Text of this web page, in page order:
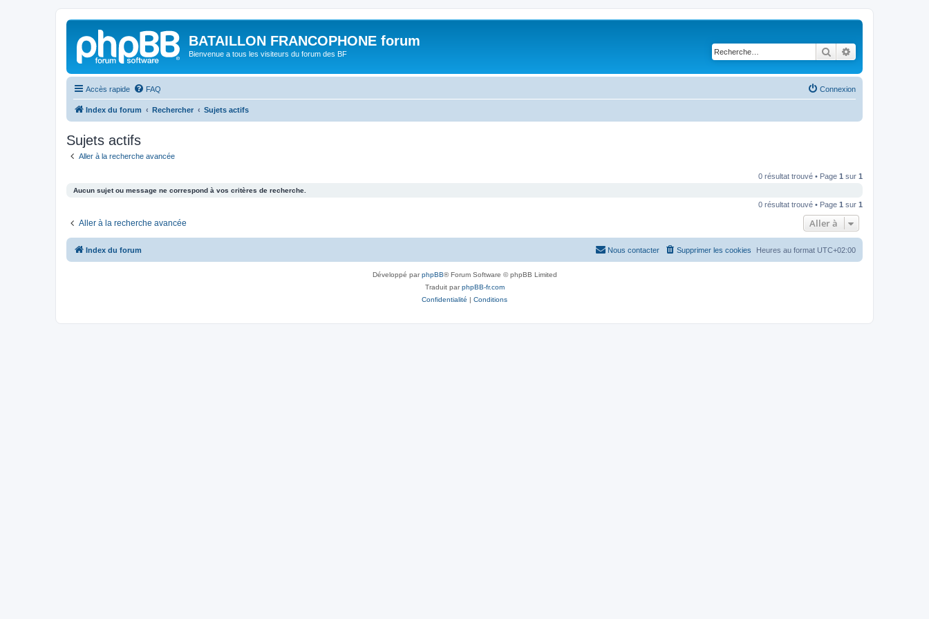
BATAILLON FRANCOPHONE forum
Bienvenue a tous les visiteurs du forum des BF Rechercher
Accès rapide FAQ Connexion
Index du forum Rechercher Sujets actifs
Sujets actifs
Aller à la recherche avancée
0 résultat trouvé • Page 1 sur 1
Aucun sujet ou message ne correspond à vos critères de recherche.
0 résultat trouvé • Page 1 sur 1
Aller à la recherche avancée Aller à
Index du forum Heures au format UTC+02:00
Supprimer les cookies
Nous contacter
Développé parphpBB® Forum Software © phpBB Limited
Traduit parphpBB-fr.com
Confidentialité | Conditions